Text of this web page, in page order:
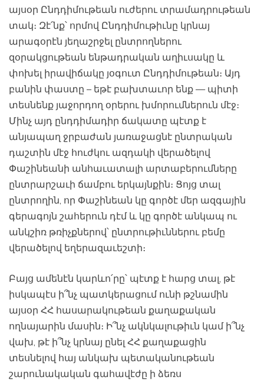
այսօր Ընդդիմութեան ուժերու տրամադրութեան
տակ։ Զէ՛նք՝ որմով Ընդդիմութիւնը կրնայ
արագօրէն յեղաշրջել ընտրողներու
զօրակցութեան ենթադրական աղիւսակը և
փոխել իրավիճակը յօգուտ Ընդդիմութեան։ Այդ
բանին փաստը – եթէ բախտաւոր ենք — պիտի
տեսնենք յաջորդող օրերու խմորումներուն մէջ։
Մինչ այդ ընդդիմադիր ճակատը պէտք է
անյապաղ ջրբաժան յառաջացնէ ընտրական
դաշտին մէջ հուժկու ազդակի վերածելով
Փաշինեանի անհաւատալի արտաբերումները
ընտրարշաւի ճամբու երկայնքին։ Ցոյց տալ
ընտրողին, որ Փաշինեան կը գործէ մեր ազգային
գերագոյն շահերուն դէմ և կը գործէ անկապ ու
անկշիռ թռիչքներով՝ ընտրութիւններու բեմը
վերածելով եղերազաւեշտի։
Բայց ամենէն կարևո՛րը՝ պէտք է հարց տալ, թէ
իսկապէս ի՞նչ պատկերացում ունի թշնամին
այսօր ՀՀ հասարակութեան քաղաքական
ողնայարին մասին։ Ի՞նչ ակնկալութիւն կամ ի՞նչ
վախ, թէ ի՞նչ կրնայ ընել ՀՀ քաղաքացին
տեսնելով հայ անկախ պետականութեան
շարունակական գահավէժը ի ձեռս